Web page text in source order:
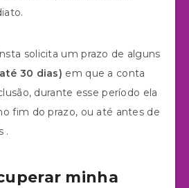
solicita um prazo de alguns
30 dias) em que a conta
durante esse período ela
fim do prazo, ou até antes de
.
minha